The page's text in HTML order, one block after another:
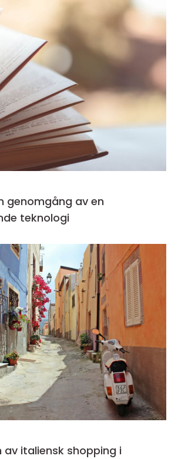
genomgång av en
teknologi
italiensk shopping i